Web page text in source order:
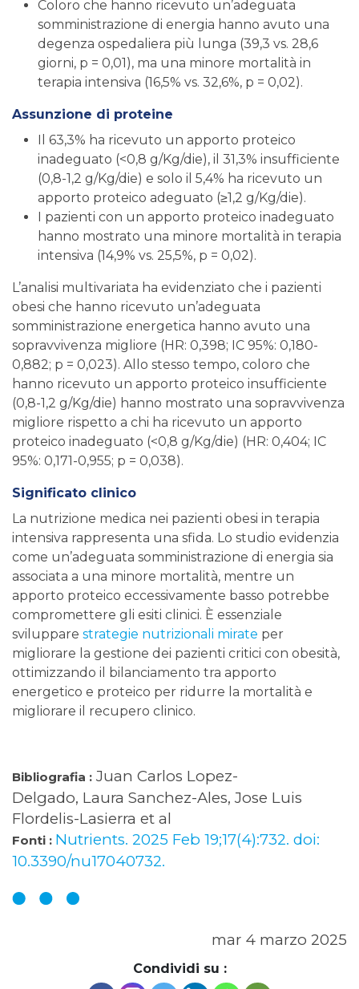
Coloro che hanno ricevuto un’adeguata
somministrazione di energia hanno avuto una
degenza ospedaliera più lunga (39,3 vs. 28,6
giorni, p = 0,01), ma una minore mortalità in
terapia intensiva (16,5% vs. 32,6%, p = 0,02).
Assunzione di proteine
Il 63,3% ha ricevuto un apporto proteico
inadeguato (<0,8 g/Kg/die), il 31,3% insufficiente
(0,8-1,2 g/Kg/die) e solo il 5,4% ha ricevuto un
apporto proteico adeguato (≥1,2 g/Kg/die).
I pazienti con un apporto proteico inadeguato
hanno mostrato una minore mortalità in terapia
intensiva (14,9% vs. 25,5%, p = 0,02).
L’analisi multivariata ha evidenziato che i pazienti
obesi che hanno ricevuto un’adeguata
somministrazione energetica hanno avuto una
sopravvivenza migliore (HR: 0,398; IC 95%: 0,180-
0,882; p = 0,023). Allo stesso tempo, coloro che
hanno ricevuto un apporto proteico insufficiente
(0,8-1,2 g/Kg/die) hanno mostrato una sopravvivenza
migliore rispetto a chi ha ricevuto un apporto
proteico inadeguato (<0,8 g/Kg/die) (HR: 0,404; IC
95%: 0,171-0,955; p = 0,038).
Significato clinico
La nutrizione medica nei pazienti obesi in terapia
intensiva rappresenta una sfida. Lo studio evidenzia
come un’adeguata somministrazione di energia sia
associata a una minore mortalità, mentre un
apporto proteico eccessivamente basso potrebbe
compromettere gli esiti clinici. È essenziale
sviluppare strategie nutrizionali mirate per
migliorare la gestione dei pazienti critici con obesità,
ottimizzando il bilanciamento tra apporto
energetico e proteico per ridurre la mortalità e
migliorare il recupero clinico.
Bibliografia : Juan Carlos Lopez-
Delgado, Laura Sanchez-Ales, Jose Luis
Flordelis-Lasierra et al
Fonti : Nutrients. 2025 Feb 19;17(4):732. doi:
10.3390/nu17040732.
mar 4 marzo 2025
Condividi su :